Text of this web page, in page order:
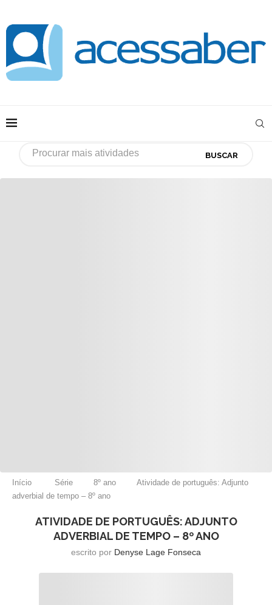
BUSCAR
Início Série 8º ano
Atividade de português: Adjunto
adverbial de tempo – 8º ano
ATIVIDADE DE PORTUGUÊS: ADJUNTO
ADVERBIAL DE TEMPO – 8º ANO
escrito por Denyse Lage Fonseca